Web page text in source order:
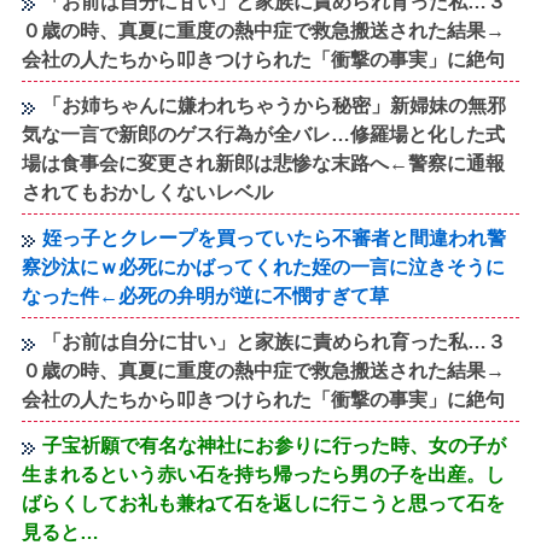
０歳の時、真夏に重度の熱中症で救急搬送された結果→
会社の人たちから叩きつけられた「衝撃の事実」に絶句
「お姉ちゃんに嫌われちゃうから秘密」新婦妹の無邪
気な一言で新郎のゲス行為が全バレ…修羅場と化した式
場は食事会に変更され新郎は悲惨な末路へ←警察に通報
されてもおかしくないレベル
姪っ子とクレープを買っていたら不審者と間違われ警
察沙汰にｗ必死にかばってくれた姪の一言に泣きそうに
なった件←必死の弁明が逆に不憫すぎて草
「お前は自分に甘い」と家族に責められ育った私…３
０歳の時、真夏に重度の熱中症で救急搬送された結果→
会社の人たちから叩きつけられた「衝撃の事実」に絶句
子宝祈願で有名な神社にお参りに行った時、女の子が
生まれるという赤い石を持ち帰ったら男の子を出産。し
ばらくしてお礼も兼ねて石を返しに行こうと思って石を
見ると…